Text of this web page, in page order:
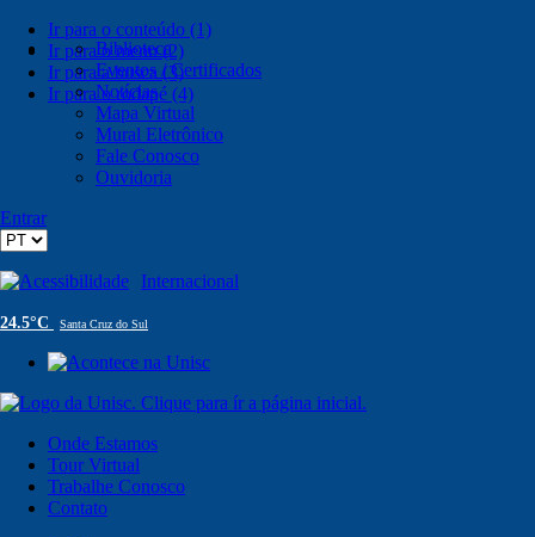
Ir para o conteúdo (1)
Ir para o menu (2)
Ir para a busca (3)
Ir para o rodapé (4)
Biblioteca
Eventos / Certificados
Notícias
Mapa Virtual
Mural Eletrônico
Fale Conosco
Ouvidoria
Entrar
Acessibilidade Internacional
24.5°C Santa Cruz do Sul
Onde Estamos
Tour Virtual
Trabalhe Conosco
Contato